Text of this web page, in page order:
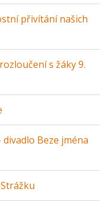
přivítání našich
s žáky 9.
Beze jména